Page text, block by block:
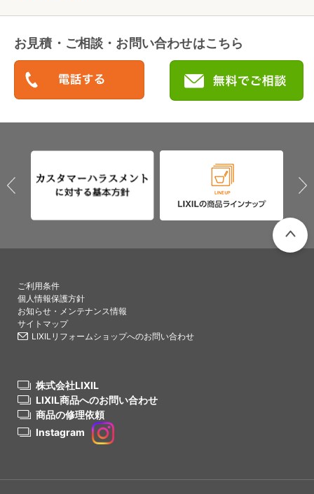
お見積・ご相談・お問い合わせはこちら
ご利用条件
個人情報保護方針
お知らせ・メンテナンス情報
サイトマップ
LIXILリフォームショップへのお問い合わせ
株式会社LIXIL
LIXIL商品へのお問い合わせ
商品の修理依頼
Instagram